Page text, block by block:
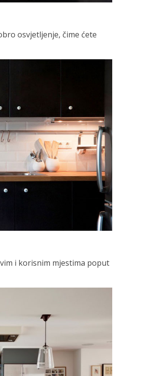
osvjetljenje, čime ćete
i korisnim mjestima poput